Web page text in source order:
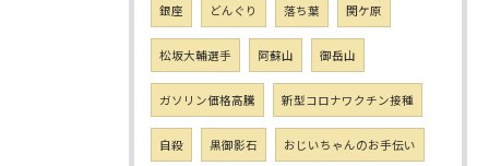
銀座 どんぐり 落ち葉 関ケ原
松坂大輔選手 阿蘇山 御岳山
ガソリン価格高騰 新型コロナワクチン接種
自殺 黒御影石 おじいちゃんのお手伝い